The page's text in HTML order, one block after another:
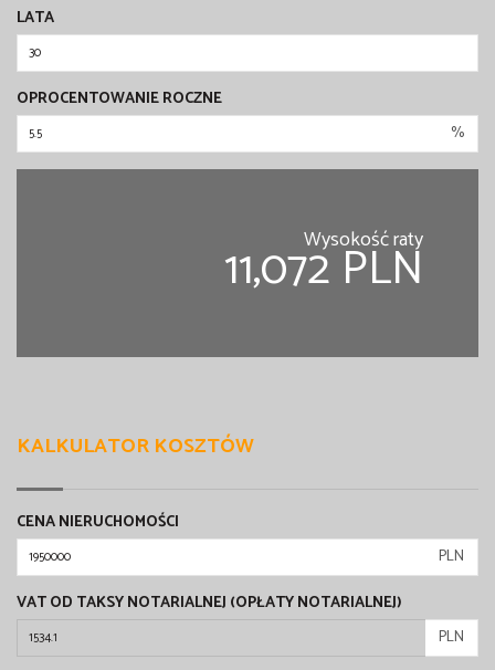
LATA
OPROCENTOWANIE ROCZNE
%
Wysokość raty
11,072 PLN
KALKULATOR KOSZTÓW
CENA NIERUCHOMOŚCI
PLN
VAT OD TAKSY NOTARIALNEJ (OPŁATY NOTARIALNEJ)
PLN